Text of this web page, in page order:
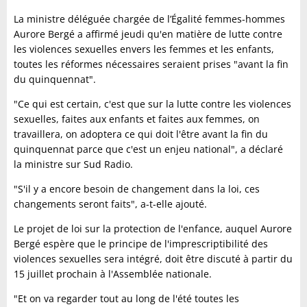
La ministre déléguée chargée de l’Égalité femmes-hommes
Aurore Bergé a affirmé jeudi qu'en matière de lutte contre
les violences sexuelles envers les femmes et les enfants,
toutes les réformes nécessaires seraient prises "avant la fin
du quinquennat".
"Ce qui est certain, c'est que sur la lutte contre les violences
sexuelles, faites aux enfants et faites aux femmes, on
travaillera, on adoptera ce qui doit l'être avant la fin du
quinquennat parce que c'est un enjeu national", a déclaré
la ministre sur Sud Radio.
"S'il y a encore besoin de changement dans la loi, ces
changements seront faits", a-t-elle ajouté.
Le projet de loi sur la protection de l'enfance, auquel Aurore
Bergé espère que le principe de l'imprescriptibilité des
violences sexuelles sera intégré, doit être discuté à partir du
15 juillet prochain à l'Assemblée nationale.
"Et on va regarder tout au long de l'été toutes les